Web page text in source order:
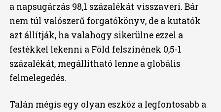
a napsugárzás 98,1 százalékát visszaveri. Bár
nem túl valószerű forgatókönyv, de a kutatók
azt állítják, ha valahogy sikerülne ezzel a
festékkel lekenni a Föld felszínének 0,5-1
százalékát, megállítható lenne a globális
felmelegedés.
Talán mégis egy olyan eszköz a legfontosabb a